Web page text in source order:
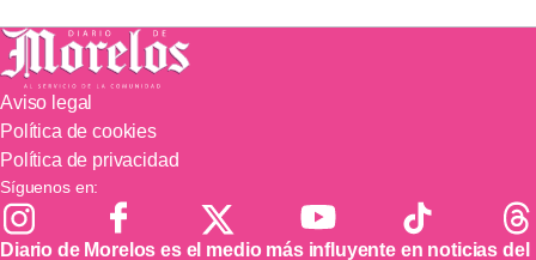
Aviso legal
Política de cookies
Política de privacidad
Síguenos en:
Diario de Morelos es el medio más influyente en noticias del